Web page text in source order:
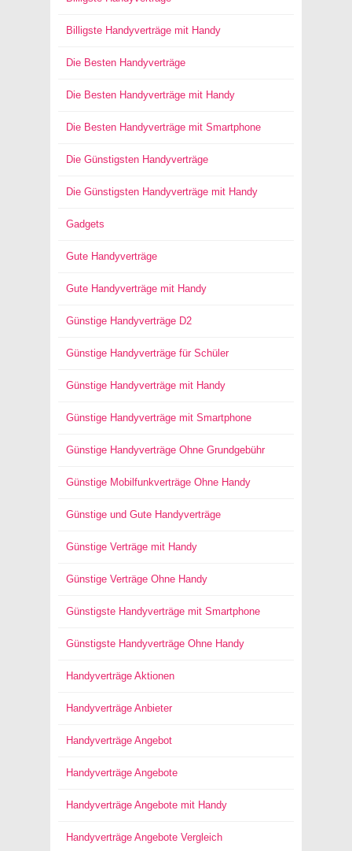
Billigste Handyverträge mit Handy
Die Besten Handyverträge
Die Besten Handyverträge mit Handy
Die Besten Handyverträge mit Smartphone
Die Günstigsten Handyverträge
Die Günstigsten Handyverträge mit Handy
Gadgets
Gute Handyverträge
Gute Handyverträge mit Handy
Günstige Handyverträge D2
Günstige Handyverträge für Schüler
Günstige Handyverträge mit Handy
Günstige Handyverträge mit Smartphone
Günstige Handyverträge Ohne Grundgebühr
Günstige Mobilfunkverträge Ohne Handy
Günstige und Gute Handyverträge
Günstige Verträge mit Handy
Günstige Verträge Ohne Handy
Günstigste Handyverträge mit Smartphone
Günstigste Handyverträge Ohne Handy
Handyverträge Aktionen
Handyverträge Anbieter
Handyverträge Angebot
Handyverträge Angebote
Handyverträge Angebote mit Handy
Handyverträge Angebote Vergleich